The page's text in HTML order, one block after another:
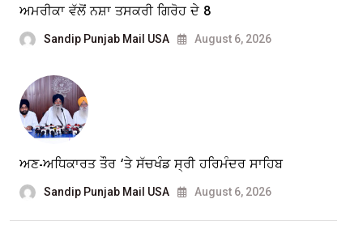
ਅਮਰੀਕਾ ਵੱਲੋਂ ਨਸ਼ਾ ਤਸਕਰੀ ਗਿਰੋਹ ਦੇ 8
Sandip Punjab Mail USA August 6, 2026
ਅਣ-ਅਧਿਕਾਰਤ ਤੌਰ ‘ਤੇ ਸੱਚਖੰਡ ਸ੍ਰੀ ਹਰਿਮੰਦਰ ਸਾਹਿਬ
Sandip Punjab Mail USA August 6, 2026